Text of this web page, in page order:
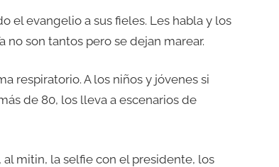
el evangelio a sus fieles. Les habla y los
no son tantos pero se dejan marear.
respiratorio. A los niños y jóvenes si
de 80, los lleva a escenarios de
mitin, la selfie con el presidente, los